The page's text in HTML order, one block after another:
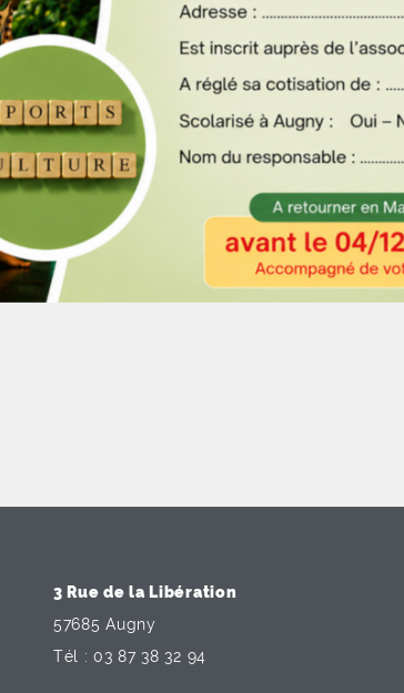
3 Rue de la Libération
57685 Augny
Tél : 03 87 38 32 94